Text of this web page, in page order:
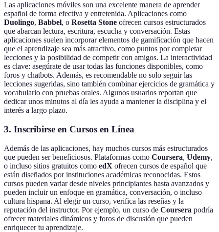
Las aplicaciones móviles son una excelente manera de aprender
español de forma efectiva y entretenida. Aplicaciones como
Duolingo, Babbel, o Rosetta Stone ofrecen cursos estructurados
que abarcan lectura, escritura, escucha y conversación. Estas
aplicaciones suelen incorporar elementos de gamificación que hacen
que el aprendizaje sea más atractivo, como puntos por completar
lecciones y la posibilidad de competir con amigos. La interactividad
es clave: asegúrate de usar todas las funciones disponibles, como
foros y chatbots. Además, es recomendable no solo seguir las
lecciones sugeridas, sino también combinar ejercicios de gramática y
vocabulario con pruebas orales. Algunos usuarios reportan que
dedicar unos minutos al día les ayuda a mantener la disciplina y el
interés a largo plazo.
3. Inscribirse en Cursos en Línea
Además de las aplicaciones, hay muchos cursos más estructurados
que pueden ser beneficiosos. Plataformas como Coursera, Udemy,
o incluso sitios gratuitos como edX ofrecen cursos de español que
están diseñados por instituciones académicas reconocidas. Estos
cursos pueden variar desde niveles principiantes hasta avanzados y
pueden incluir un enfoque en gramática, conversación, o incluso
cultura hispana. Al elegir un curso, verifica las reseñas y la
reputación del instructor. Por ejemplo, un curso de Coursera podría
ofrecer materiales dinámicos y foros de discusión que pueden
enriquecer tu aprendizaje.